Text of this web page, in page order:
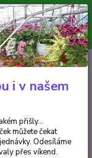
je 300 Kč.
balíček můžete čekat
Objednávky
Hledat
0ks
za0 Kč
i v našem
přišly...
můžete čekat
Odesíláme
přes víkend.